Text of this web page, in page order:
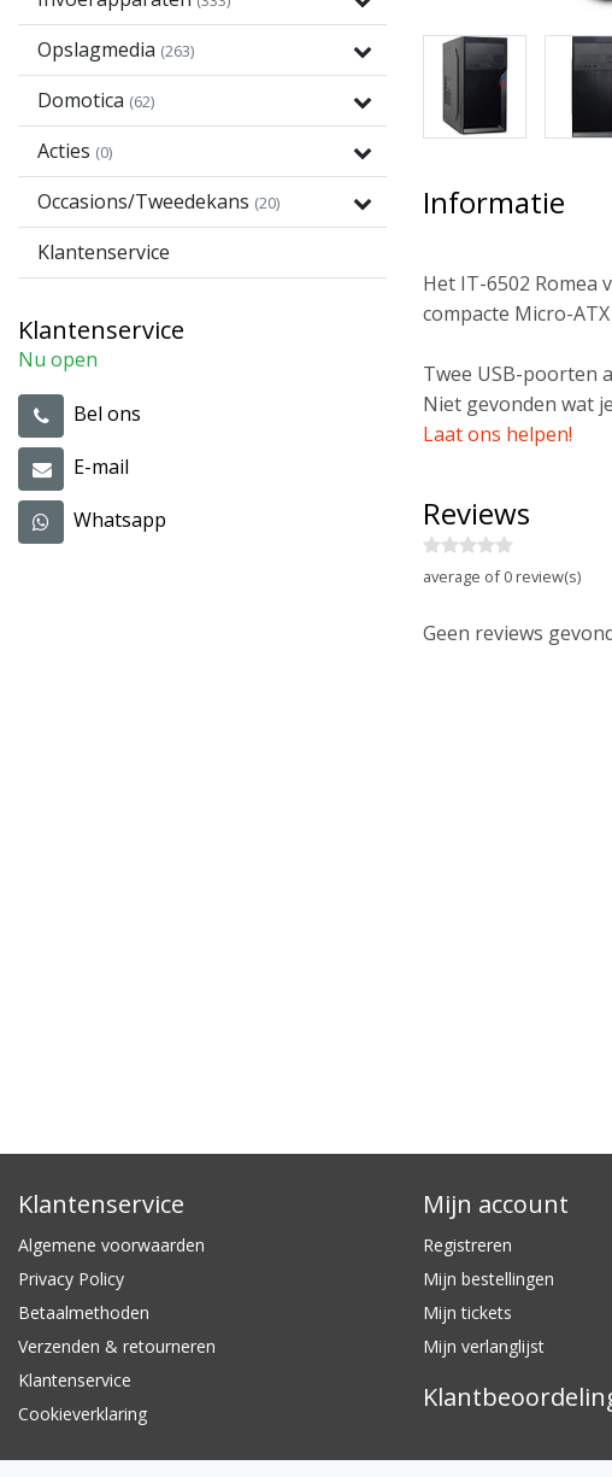
Opslagmedia (263)
Domotica (62)
Acties (0)
Occasions/Tweedekans (20)
Klantenservice
Klantenservice
Nu open
Bel ons
E-mail
Whatsapp
Informatie
Het IT-6502 Romea
compacte Micro-
Twee USB-poorten
Niet gevonden wat
Laat ons helpen!
Reviews
average of 0 review(s)
Geen reviews
Klantenservice
Algemene voorwaarden
Privacy Policy
Betaalmethoden
Verzenden & retourneren
Klantenservice
Cookieverklaring
Mijn account
Registreren
Mijn bestellingen
Mijn tickets
Mijn verlanglijst